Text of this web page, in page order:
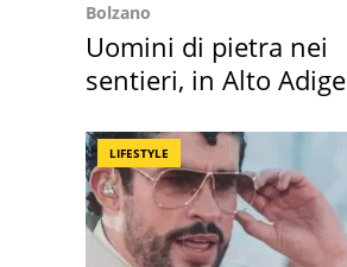
Bolzano
Uomini di pietra nei
sentieri, in Alto Adige
LIFESTYLE